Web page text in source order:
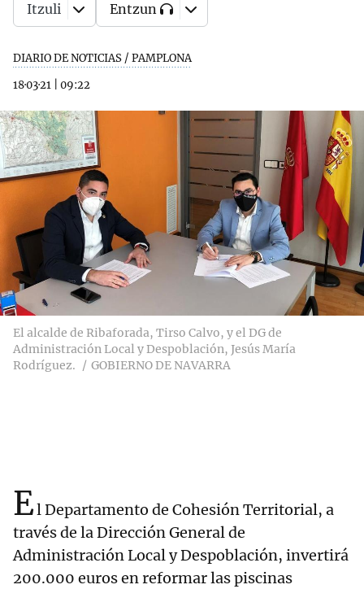
DIARIO DE NOTICIAS / PAMPLONA
18·03·21
09:22
Itzuli Entzun
El alcalde de Ribaforada, Tirso Calvo, y el DG de
Administración Local y Despoblación, Jesús María
Rodríguez.
GOBIERNO DE NAVARRA
El Departamento de Cohesión Territorial, a
través de la Dirección General de
Administración Local y Despoblación, invertirá
200.000 euros en reformar las piscinas